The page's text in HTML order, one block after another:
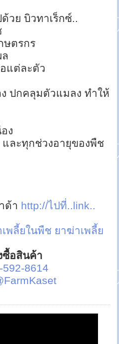
วย บิวทาเร็กซ์..
ษตรกร
แต่ละตัว
ปกคลุมตัวแมลง ทำให้
ง
และทุกช่วงอายุของพืช
ด้า http://ไปที่..link..
พลี้ยในพืช ยาฆ่าเพลี้ย
ซื้อสินค้า
592-8614